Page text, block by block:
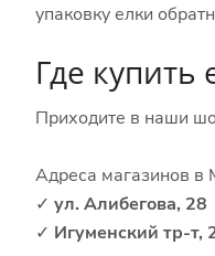
упаковку елки
Где купить
Приходите в наши
Адреса магазинов в
✓ ул. Алибегова, 28
✓ Игуменский тр-т,